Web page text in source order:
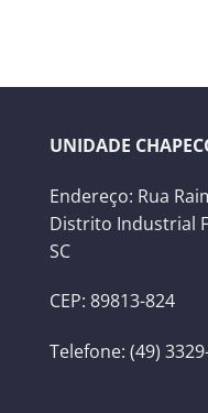
UNIDADE
Endereço: Rua
Distrito Industrial
SC
CEP: 89813-824
Telefone: (49)